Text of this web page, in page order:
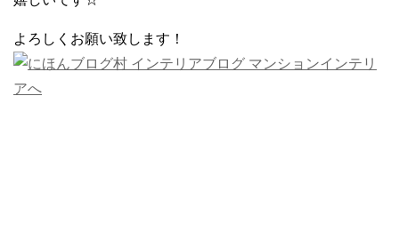
よろしくお願い致します！